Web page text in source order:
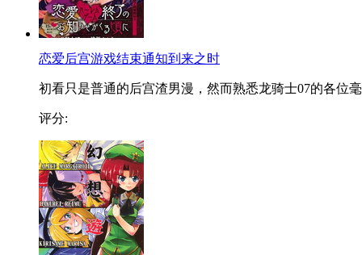
恋爱后宫游戏结束通知到来之时
初看只是普通的后宫渣男漫，然而熟悉龙骑士07的各位
评分: